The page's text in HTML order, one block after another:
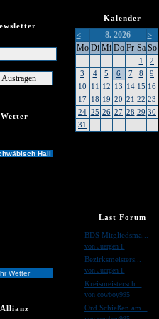
Wetter
Hall
Wetter
Allianz
Kalender
<
8. 2026 >
Mo Di Mi Do Fr Sa So
1
2
3
4 5 6 7 8
9
10
11 12 13 14 15 16
17 18 19 20 21 22 23
24 25 26 27 28 29 30
31
Last Forum
BDS Mitgliedsma...
von Juergen I.
Bezirksmeisters...
von Juergen I.
Kreismeistersch...
von cowboy995
Ord.Schießen am...